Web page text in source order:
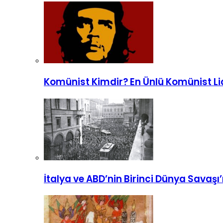
Komünist Kimdir? En Ünlü Komünist
İtalya ve ABD’nin Birinci Dünya